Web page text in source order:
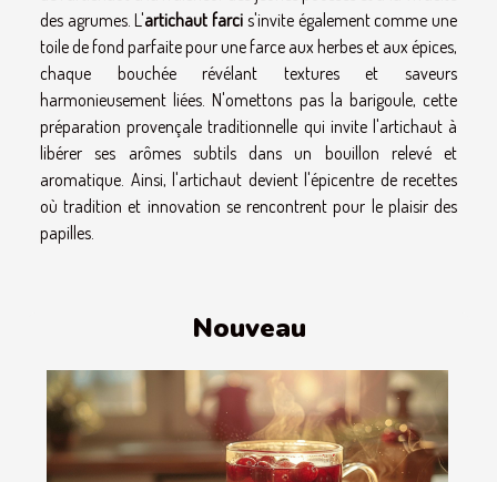
des agrumes. L'artichaut farci s'invite également comme une
toile de fond parfaite pour une farce aux herbes et aux épices,
chaque bouchée révélant textures et saveurs
harmonieusement liées. N'omettons pas la barigoule, cette
préparation provençale traditionnelle qui invite l'artichaut à
libérer ses arômes subtils dans un bouillon relevé et
aromatique. Ainsi, l'artichaut devient l'épicentre de recettes
où tradition et innovation se rencontrent pour le plaisir des
papilles.
Nouveau